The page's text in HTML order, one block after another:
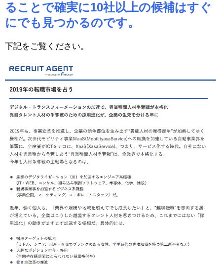
ることで確実に10社以上の候補はすぐ
にでも見つかるのです。
下記をご覧ください。